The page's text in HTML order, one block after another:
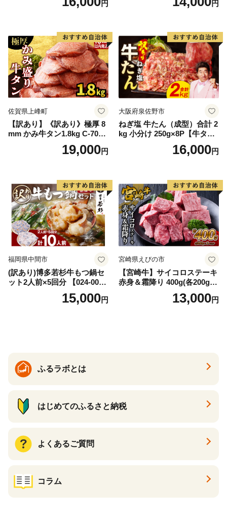
60] 肉 牛肉 精肉 牛たん 牛タ
厚切り タン
円 円
佐賀県上峰町
【訳あり】《訳あり》極厚 8
mm かみ牛タン1.8kg C-709-
19,000円
大阪府泉佐野市
ねぎ塩 牛たん（成型）合計 2
kg 小分け 250g×8P【牛タン
牛肉 焼肉用 薄切り 訳あり サ
16,000円
福岡県中間市
(訳あり)博多若杉牛もつ鍋セ
ット2人前×5回分 【024-002
15,000円
宮崎県えびの市
【宮崎牛】サイコロステーキ
赤身＆霜降り 400g(各200g×
１P 計2P) 真空パック 冷凍
13,000円
ふるラボとは
はじめてのふるさと納税
よくあるご質問
コラム